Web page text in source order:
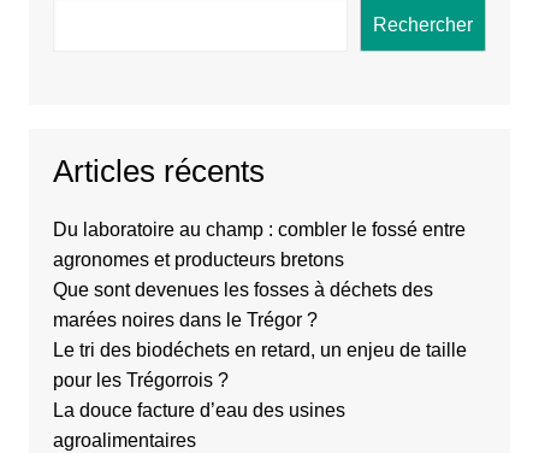
Rechercher
Articles récents
Du laboratoire au champ : combler le fossé entre
agronomes et producteurs bretons
Que sont devenues les fosses à déchets des
marées noires dans le Trégor ?
Le tri des biodéchets en retard, un enjeu de taille
pour les Trégorrois ?
La douce facture d’eau des usines
agroalimentaires